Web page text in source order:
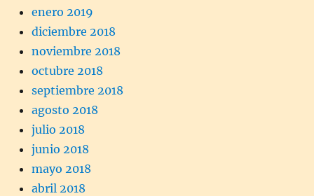
enero 2019
diciembre 2018
noviembre 2018
octubre 2018
septiembre 2018
agosto 2018
julio 2018
junio 2018
mayo 2018
abril 2018